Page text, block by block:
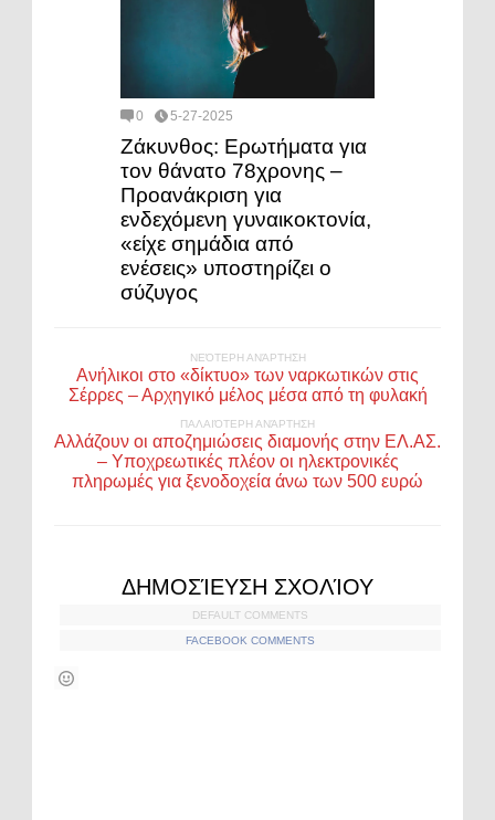
0 5-27-2025
Ζάκυνθος: Ερωτήματα για
τον θάνατο 78χρονης –
Προανάκριση για
ενδεχόμενη γυναικοκτονία,
«είχε σημάδια από
ενέσεις» υποστηρίζει ο
σύζυγος
ΝΕΌΤΕΡΗ ΑΝΆΡΤΗΣΗ
Ανήλικοι στο «δίκτυο» των ναρκωτικών στις
Σέρρες – Αρχηγικό μέλος μέσα από τη φυλακή
ΠΑΛΑΙΌΤΕΡΗ ΑΝΆΡΤΗΣΗ
Αλλάζουν οι αποζημιώσεις διαμονής στην ΕΛ.ΑΣ.
– Υποχρεωτικές πλέον οι ηλεκτρονικές
πληρωμές για ξενοδοχεία άνω των 500 ευρώ
ΔΗΜΟΣΊΕΥΣΗ ΣΧΟΛΊΟΥ
DEFAULT COMMENTS
FACEBOOK COMMENTS